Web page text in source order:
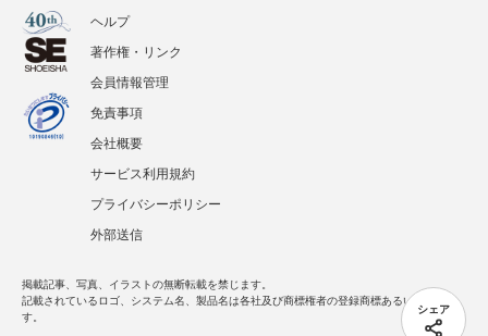
シェア
ヘルプ
著作権・リンク
会員情報管理
免責事項
会社概要
サービス利用規約
プライバシーポリシー
外部送信
掲載記事、写真、イラストの無断転載を禁じます。
記載されているロゴ、システム名、製品名は各社及び商標権者の登録商標あるいは商標で
す。